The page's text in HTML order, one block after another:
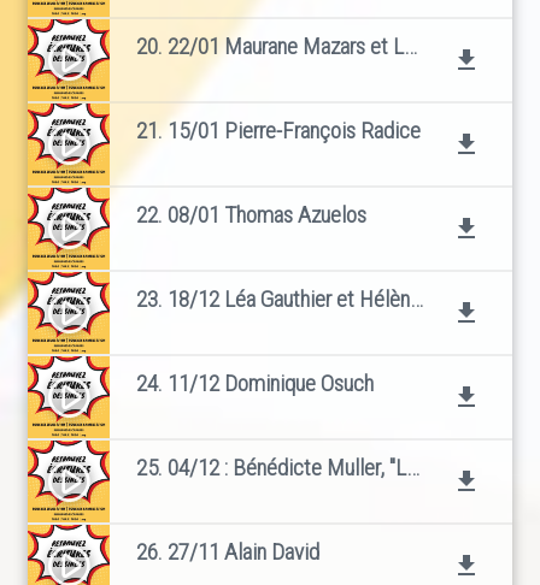
play_circle_filled 20. 22/01 Maurane Mazars et Laure Woestelandt file_download
play_circle_filled 21. 15/01 Pierre-François Radice file_download
play_circle_filled 22. 08/01 Thomas Azuelos file_download
play_circle_filled 23. 18/12 Léa Gauthier et Hélène Haldeguer file_download
play_circle_filled 24. 11/12 Dominique Osuch file_download
play_circle_filled 25. 04/12 : Bénédicte Muller, "La tête sur mes épaules" file_download
play_circle_filled 26. 27/11 Alain David file_download